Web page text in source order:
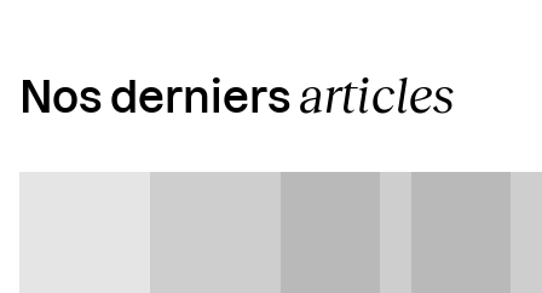
Nos derniers articles